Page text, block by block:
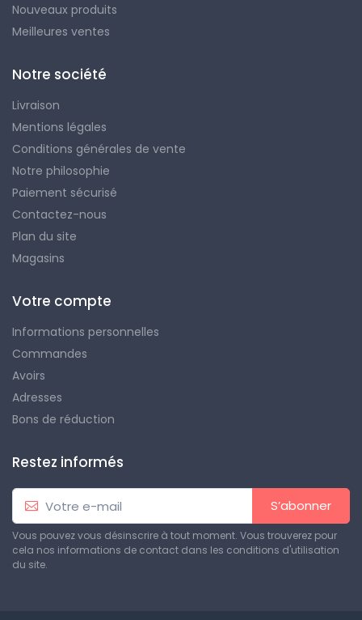
Nouveaux produits
Meilleures ventes
Notre société
Livraison
Mentions légales
Conditions générales de vente
Notre philosophie
Paiement sécurisé
Contactez-nous
Plan du site
Magasins
Votre compte
Informations personnelles
Commandes
Avoirs
Adresses
Bons de réduction
Restez informés
S’abonner
Vous pouvez vous désinscrire à tout moment. Vous trouverez pour
cela nos informations de contact dans les conditions d'utilisation
du site.